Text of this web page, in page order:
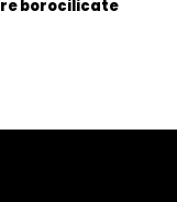
borocilicate